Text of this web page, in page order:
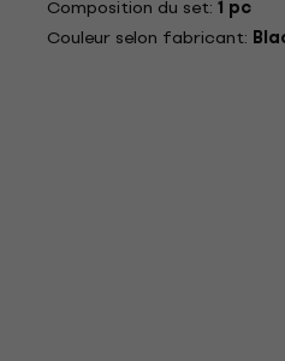
Composition du set: 1 pc
Couleur selon fabricant: